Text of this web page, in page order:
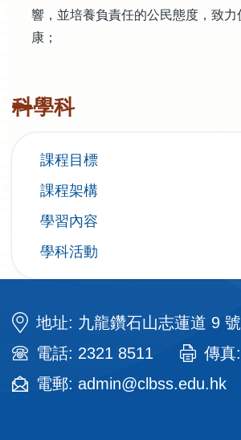
響，並培養負責任的公民態度，致力
康；
科學科
課程目標
課程架構
學習內容
學科活動
地址: 九龍鑽石山志蓮道 9 號
電話: 2321 8511
傳真
電郵: admin@clbss.edu.hk